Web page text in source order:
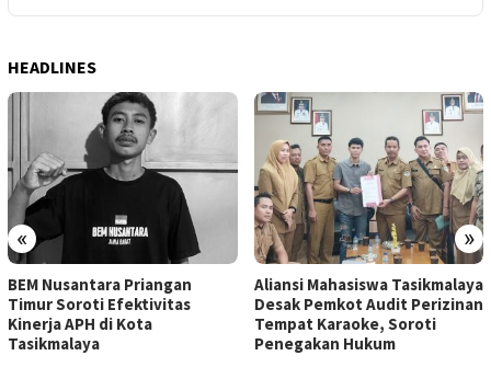
HEADLINES
« »
BEM Nusantara Priangan
Timur Soroti Efektivitas
Kinerja APH di Kota
Tasikmalaya
Aliansi Mahasiswa Tasikmalaya
Desak Pemkot Audit Perizinan
Tempat Karaoke, Soroti
Penegakan Hukum